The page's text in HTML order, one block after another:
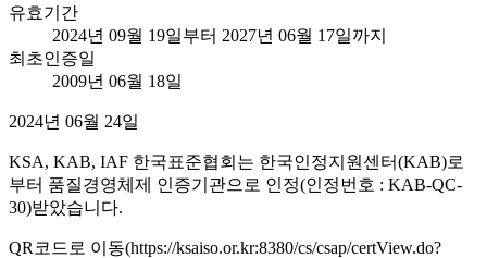
유효기간
2024년 09월 19일부터 2027년 06월 17일까지
최초인증일
2009년 06월 18일
2024년 06월 24일
KSA, KAB, IAF 한국표준협회는 한국인정지원센터(KAB)로
부터 품질경영체제 인증기관으로 인정(인정번호 : KAB-QC-
30)받았습니다.
QR코드로 이동(https://ksaiso.or.kr:8380/cs/csap/certView.do?